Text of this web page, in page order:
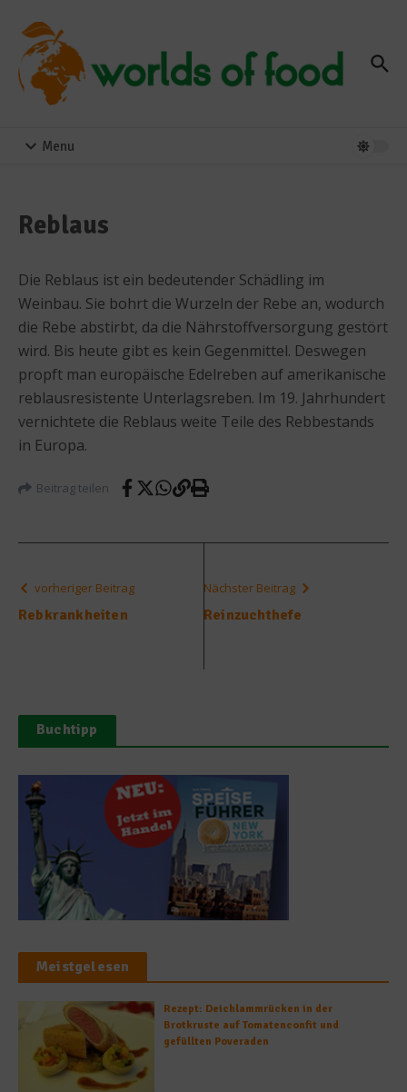
Menu
Reblaus
Die Reblaus ist ein bedeutender Schädling im
Weinbau. Sie bohrt die Wurzeln der Rebe an, wodurch
die Rebe abstirbt, da die Nährstoffversorgung gestört
wird. Bis heute gibt es kein Gegenmittel. Deswegen
propft man europäische Edelreben auf amerikanische
reblausresistente Unterlagsreben. Im 19. Jahrhundert
vernichtete die Reblaus weite Teile des Rebbestands
in Europa.
Beitrag teilen
vorheriger Beitrag
Rebkrankheiten
Nächster Beitrag
Reinzuchthefe
Buchtipp
Meistgelesen
Rezept: Deichlammrücken in der
Brotkruste auf Tomatenconfit und
gefüllten Poveraden